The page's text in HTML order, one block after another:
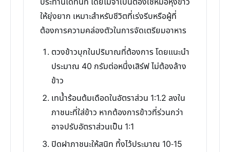
ให้ยุ่งยาก เหมาะสำหรับชีวิตที่เร่งรีบหรือผู้ที่
ต้องการความคล่องตัวในการจัดเตรียมอาหาร
ตวงข้าวบุกในปริมาณที่ต้องการ โดยแนะนำ
ประมาณ 40 กรัมต่อหนึ่งเสิร์ฟ ไม่ต้องล้าง
ข้าว
เทน้ำร้อนต้มเดือดในอัตราส่วน 1:1.2 ลงใน
ภาชนะที่ใส่ข้าว หากต้องการข้าวที่ร่วนกว่า
อาจปรับอัตราส่วนเป็น 1:1
ปิดฝาภาชนะให้สนิท ทิ้งไว้ประมาณ 10-15